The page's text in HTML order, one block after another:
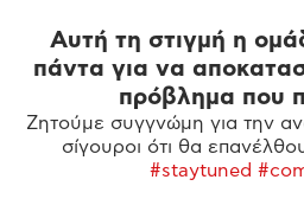
Αυτή τη στιγμή η
πάντα για να
πρόβλημα που
Ζητούμε συγγνώμη για την
σίγουροι ότι θα
#staytuned